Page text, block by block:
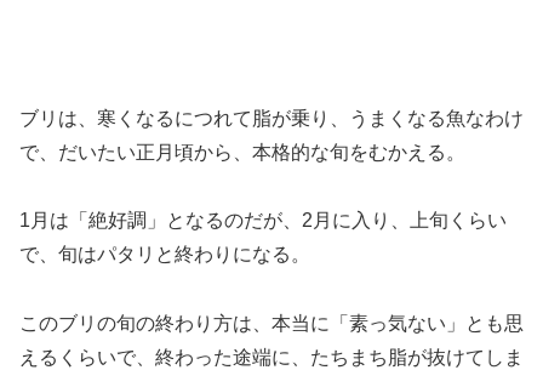
ブリは、寒くなるにつれて脂が乗り、うまくなる魚なわけ
で、だいたい正月頃から、本格的な旬をむかえる。
1月は「絶好調」となるのだが、2月に入り、上旬くらい
で、旬はパタリと終わりになる。
このブリの旬の終わり方は、本当に「素っ気ない」とも思
えるくらいで、終わった途端に、たちまち脂が抜けてしま